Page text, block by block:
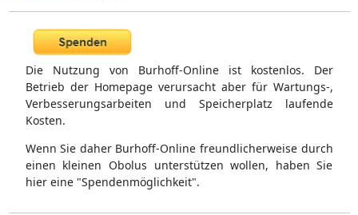
Die Nutzung von Burhoff-Online ist kostenlos. Der
Betrieb der Homepage verursacht aber für Wartungs-,
Verbesserungsarbeiten und Speicherplatz laufende
Kosten.
Wenn Sie daher Burhoff-Online freundlicherweise durch
einen kleinen Obolus unterstützen wollen, haben Sie
hier eine "Spendenmöglichkeit".